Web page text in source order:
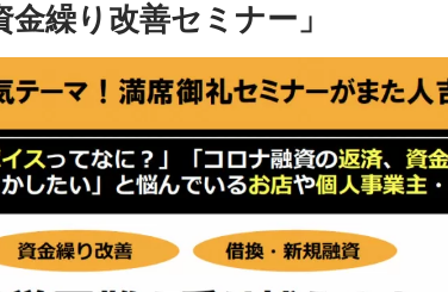
金繰り改善セミナー」